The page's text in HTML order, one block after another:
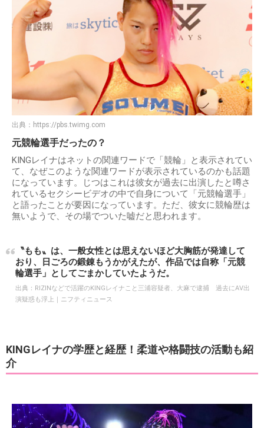
出典： https://pbs.twimg.com
元競輪選手だったの？
KINGレイナはネットの関連ワードで「競輪」と表示されてい
て、なぜこのような関連ワードが表示されているのかも話題
になっています。じつはこれは彼女が過去に出演したと噂さ
れているセクシービデオの中で自身について「元競輪選手」
と語ったことが要因になっています。ただ、彼女に競輪歴は
無いようで、その場でついた嘘だと思われます。
〝もも〟は、一般女性とは思えないほど大胸筋が発達して
おり、日ごろの鍛錬もうかがえたが、作品では自称「元競
輪選手」としてごまかしていたようだ。
出典： RIZINなどで活躍のKINGレイナこと三浦容疑者、大麻で逮捕 過去にAV出
演疑惑も浮上｜ニフティニュース
KINGレイナの学歴と経歴！柔道や格闘技の活動も紹
介